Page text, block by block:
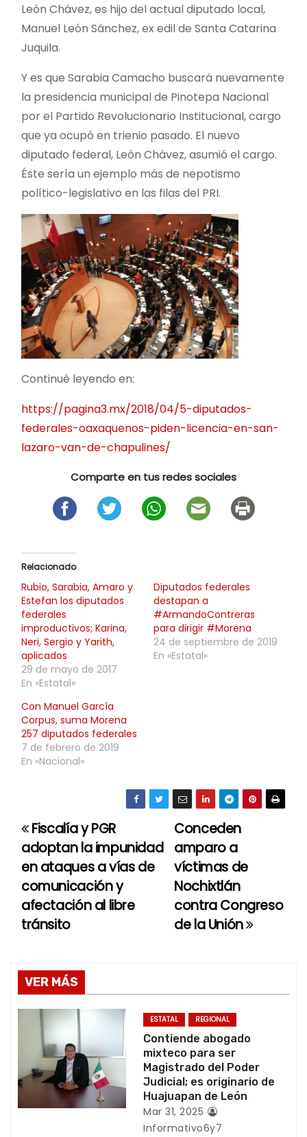
León Chávez, es hijo del actual diputado local,
Manuel León Sánchez, ex edil de Santa Catarina
Juquila.
Y es que Sarabia Camacho buscará nuevamente
la presidencia municipal de Pinotepa Nacional
por el Partido Revolucionario Institucional, cargo
que ya ocupó en trienio pasado. El nuevo
diputado federal, León Chávez, asumió el cargo.
Éste sería un ejemplo más de nepotismo
político-legislativo en las filas del PRI.
Continué leyendo en:
https://pagina3.mx/2018/04/5-diputados-
federales-oaxaquenos-piden-licencia-en-san-
lazaro-van-de-chapulines/
Comparte en tus redes sociales
Relacionado
Rubio, Sarabia, Amaro y
Estefan los diputados
federales
improductivos; Karina,
Neri, Sergio y Yarith,
aplicados
29 de mayo de 2017
En «Estatal»
Diputados federales
destapan a
#ArmandoContreras
para dirigir #Morena
24 de septiembre de 2019
En «Estatal»
Con Manuel García
Corpus, suma Morena
257 diputados federales
7 de febrero de 2019
En «Nacional»
N
a
v
e
a
c
ó
n
Conceden
amparo a
víctimas de
Nochixtlán
contra Congreso
de la Unión
Fiscalía y PGR
adoptan la impunidad
en ataques a vías de
comunicación y
afectación al libre
tránsito
VER MÁS
ESTATAL REGIONAL
Contiende abogado
mixteco para ser
Magistrado del Poder
Judicial; es originario de
Huajuapan de León
Mar 31, 2025
Informativo6y7